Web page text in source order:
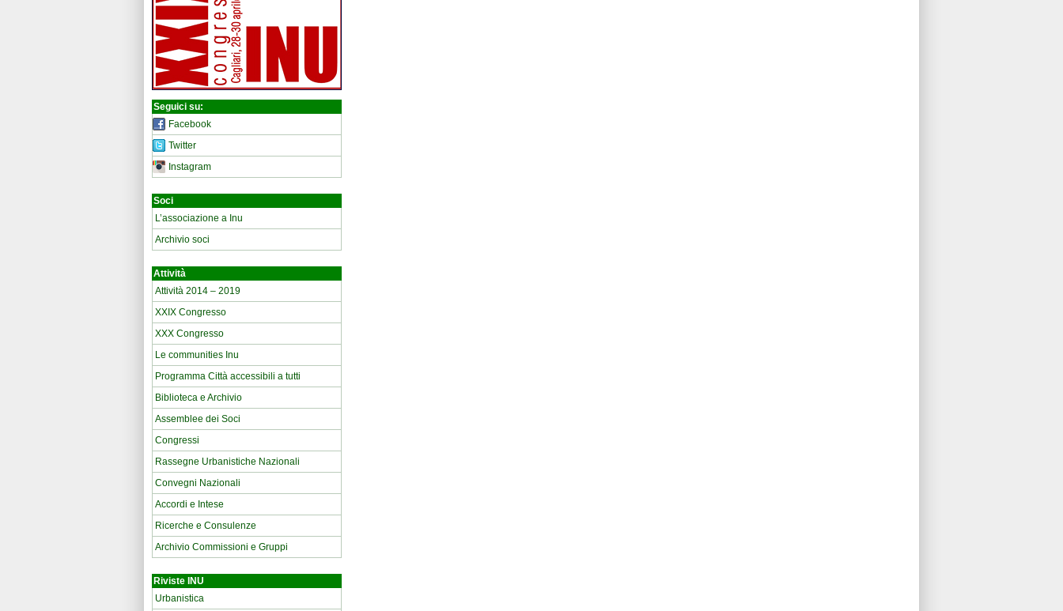
Seguici su:
Facebook
Twitter
Instagram
Soci
L’associazione a Inu
Archivio soci
Attività
Attività 2014 – 2019
XXIX Congresso
XXX Congresso
Le communities Inu
Programma Città accessibili a tutti
Biblioteca e Archivio
Assemblee dei Soci
Congressi
Rassegne Urbanistiche Nazionali
Convegni Nazionali
Accordi e Intese
Ricerche e Consulenze
Archivio Commissioni e Gruppi
Riviste INU
Urbanistica